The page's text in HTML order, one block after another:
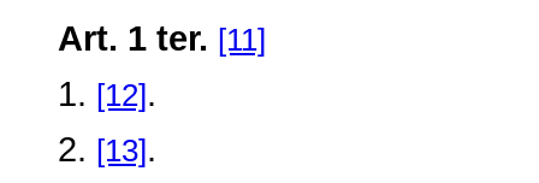
Art. 1 ter. [11]
1. [12].
2. [13].